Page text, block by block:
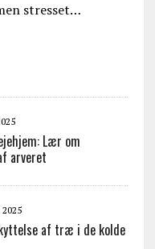
stresset…
Lær om
arveret
2025
af træ i de kolde